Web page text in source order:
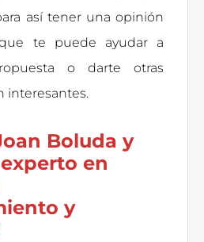
así tener una opinión
te puede ayudar a
o darte otras
interesantes.
Boluda y
en
y